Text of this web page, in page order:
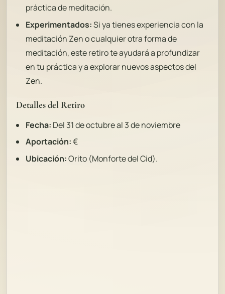
práctica de meditación.
Experimentados:Si ya tienes experiencia con la
meditación Zen o cualquier otra forma de
meditación, este retiro te ayudará a profundizar
en tu práctica y a explorar nuevos aspectos del
Zen.
Detalles del Retiro
Fecha: Del 31 de octubre al 3 de noviembre
Aportación:€
Ubicación:Orito (Monforte del Cid).